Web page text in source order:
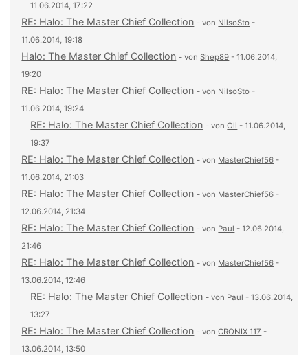
11.06.2014, 17:22
RE: Halo: The Master Chief Collection - von NilsoSto -
11.06.2014, 19:18
Halo: The Master Chief Collection - vonShep89 - 11.06.2014,
19:20
RE: Halo: The Master Chief Collection - von NilsoSto -
11.06.2014, 19:24
RE: Halo: The Master Chief Collection - vonOli - 11.06.2014,
19:37
RE: Halo: The Master Chief Collection - von MasterChief56 -
11.06.2014, 21:03
RE: Halo: The Master Chief Collection - von MasterChief56 -
12.06.2014, 21:34
RE: Halo: The Master Chief Collection - von Paul - 12.06.2014,
21:46
RE: Halo: The Master Chief Collection - von MasterChief56 -
13.06.2014, 12:46
RE: Halo: The Master Chief Collection - von Paul - 13.06.2014,
13:27
RE: Halo: The Master Chief Collection - vonCRONIX 117 -
13.06.2014, 13:50